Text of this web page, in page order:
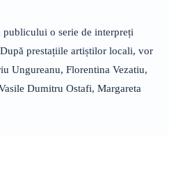
publicului o serie de interpreți
prestațiile artiștilor locali, vor
Ungureanu, Florentina Vezatiu,
Dumitru Ostafi, Margareta